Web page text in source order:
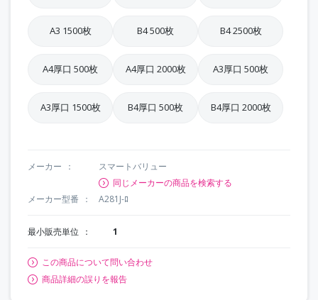
A3 1500枚 B4 500枚 B4 2500枚
A4厚口 500枚 A4厚口 2000枚 A3厚口 500枚
A3厚口 1500枚 B4厚口 500枚 B4厚口 2000枚
メーカー
スマートバリュー
同じメーカーの商品を検索する
メーカー型番
A281J-ﾛ
最小販売単位 1
この商品について問い合わせ
商品詳細の誤りを報告